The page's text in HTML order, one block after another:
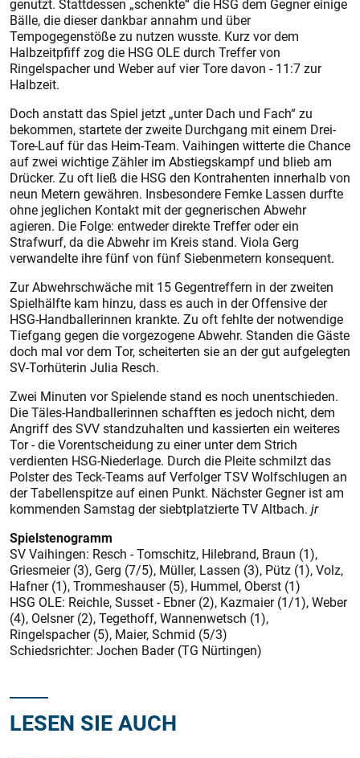
genutzt. Stattdessen „schenkte“ die HSG dem Gegner einige
Bälle, die dieser dankbar annahm und über
Tempogegenstöße zu nutzen wusste. Kurz vor dem
Halbzeitpfiff zog die HSG OLE durch Treffer von
Ringelspacher und Weber auf vier Tore davon - 11:7 zur
Halbzeit.
Doch anstatt das Spiel jetzt „unter Dach und Fach“ zu
bekommen, startete der zweite Durchgang mit einem Drei-
Tore-Lauf für das Heim-Team. Vaihingen witterte die Chance
auf zwei wichtige Zähler im Abstiegskampf und blieb am
Drücker. Zu oft ließ die HSG den Kontrahenten innerhalb von
neun Metern gewähren. Insbesondere Femke Lassen durfte
ohne jeglichen Kontakt mit der gegnerischen Abwehr
agieren. Die Folge: entweder direkte Treffer oder ein
Strafwurf, da die Abwehr im Kreis stand. Viola Gerg
verwandelte ihre fünf von fünf Siebenmetern konsequent.
Zur Abwehrschwäche mit 15 Gegentreffern in der zweiten
Spielhälfte kam hinzu, dass es auch in der Offensive der
HSG-Handballerinnen krankte. Zu oft fehlte der notwendige
Tiefgang gegen die vorgezogene Abwehr. Standen die Gäste
doch mal vor dem Tor, scheiterten sie an der gut aufgelegten
SV-Torhüterin Julia Resch.
Zwei Minuten vor Spielende stand es noch unentschieden.
Die Täles-Handballerinnen schafften es jedoch nicht, dem
Angriff des SVV standzuhalten und kassierten ein weiteres
Tor - die Vorentscheidung zu einer unter dem Strich
verdienten HSG-Niederlage. Durch die Pleite schmilzt das
Polster des Teck-Teams auf Verfolger TSV Wolfschlugen an
der Tabellenspitze auf einen Punkt. Nächster Gegner ist am
kommenden Samstag der siebtplatzierte TV Altbach. jr
Spielstenogramm
SV Vaihingen: Resch - Tomschitz, Hilebrand, Braun (1),
Griesmeier (3), Gerg (7/5), Müller, Lassen (3), Pütz (1), Volz,
Hafner (1), Trommeshauser (5), Hummel, Oberst (1)
HSG OLE: Reichle, Susset - Ebner (2), Kazmaier (1/1), Weber
(4), Oelsner (2), Tegethoff, Wannenwetsch (1),
Ringelspacher (5), Maier, Schmid (5/3)
Schiedsrichter: Jochen Bader (TG Nürtingen)
LESEN SIE AUCH